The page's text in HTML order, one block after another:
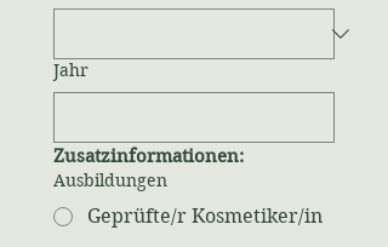
Jahr
Zusatzinformationen:
Ausbildungen